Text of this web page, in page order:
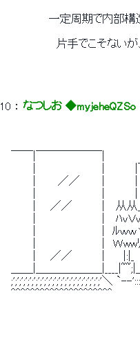
一定周期で内部構造を変
片手でこそないが、極々
10 ： なつしお ◆myjeheQZSo
| 　　 ／／ 　 　|　　　　|　
| 　　 　 　 　 　 |　　　　| 　
| 　 ／／　 　 　|　 从从＿
| 　　 　 　 　 　 |　 ﾊｖＶｖ
| 　　 　 　 　 　 |　ﾙｗｗヽ
| 　　 　 　 　 　 |　Ｗwwﾘ　　
| 　 ／／　 　 　| 　　|:|_　　　
＿＿|＿＿＿＿＿＿|____|~~;|＿
;';';';';';';';';';';';';';';';';';';';';';'＼ `--
^^^^^^^^^^^^^^^^^^^^^ 　 　
: : : : : : : |　　
＼.　 　 ＼
＼.　 　
＼.　　　:
＼. 　: : :